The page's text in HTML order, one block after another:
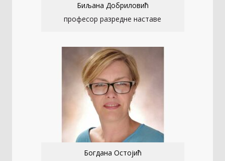
Биљана Добриловић
професор разредне наставе
Богдана Остојић